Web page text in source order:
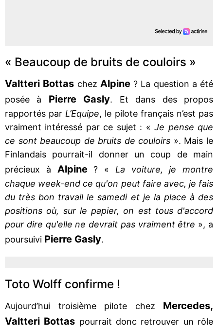
« Beaucoup de bruits de couloirs »
Valtteri Bottas chez Alpine? La question a été
posée à Pierre Gasly. Et dans des propos
rapportés par L’Equipe, le pilote français n’est pas
vraiment intéressé par ce sujet : « Je pense que
ce sont beaucoup de bruits de couloirs ». Mais le
Finlandais pourrait-il donner un coup de main
précieux à Alpine? « La voiture, je montre
chaque week-end ce qu'on peut faire avec, je fais
du très bon travail le samedi et je la place à des
positions où, sur le papier, on est tous d'accord
pour dire qu'elle ne devrait pas vraiment être », a
poursuivi Pierre Gasly.
Toto Wolff confirme !
Aujourd’hui troisième pilote chez Mercedes,
Valtteri Bottas pourrait donc retrouver un rôle